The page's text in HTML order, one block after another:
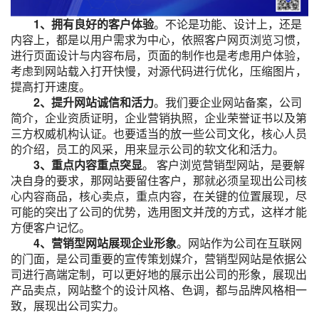
1、拥有良好的客户体验。不论是功能、设计上，还是
内容上，都是以用户需求为中心，依照客户网页浏览习惯，
进行页面设计与内容布局，页面的制作也是考虑用户体验，
考虑到网站载入打开快慢，对源代码进行优化，压缩图片，
提高打开速度。
2、提升网站诚信和活力。我们要企业网站备案，公司
简介，企业资质证明，企业营销执照，企业荣誉证书以及第
三方权威机构认证。也要适当的放一些公司文化，核心人员
的介绍，员工的风采，用来显示公司的软文化和活力。
3、重点内容重点突显。 客户浏览营销型网站，是要解
决自身的要求，那网站要留住客户，那就必须呈现出公司核
心内容商品，核心卖点，重点内容，在关键的位置展现，尽
可能的突出了公司的优势，选用图文并茂的方式，这样才能
方便客户记忆。
4、营销型网站展现企业形象。网站作为公司在互联网
的门面，是公司重要的宣传策划媒介，营销型网站是依据公
司进行高端定制，可以更好地的展示出公司的形象，展现出
产品卖点，网站整个的设计风格、色调，都与品牌风格相一
致，展现出公司实力。